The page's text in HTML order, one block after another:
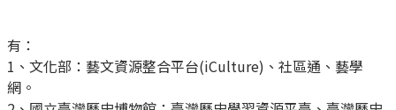
有：
1、文化部：藝文資源整合平台(iCulture)、社區通、藝學
網。